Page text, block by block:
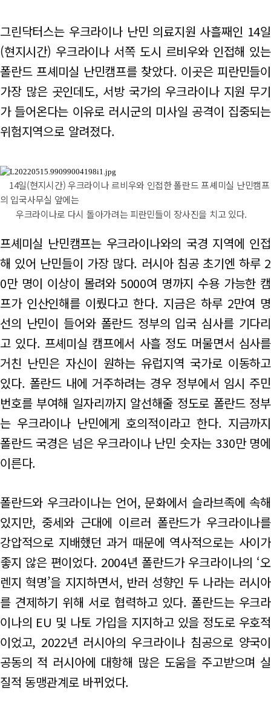
그린닥터스는 우크라이나 난민 의료지원 사흘째인 14일
(현지시간) 우크라이나 서쪽 도시 르비우와 인접해 있는
폴란드 프셰미실 난민캠프를 찾았다. 이곳은 피란민들이
가장 많은 곳인데도, 서방 국가의 우크라이나 지원 무기
가 들어온다는 이유로 러시군의 미사일 공격이 집중되는
위험지역으로 알려졌다.
14일(현지시간) 우크라이나 르비우와 인접한 폴란드 프셰미실 난민캠프
의 입국사무실 앞에는
우크라이나로 다시 돌아가려는 피란민들이 장사진을 치고 있다.
프셰미실 난민캠프는 우크라이나와의 국경 지역에 인접
해 있어 난민들이 가장 많다. 러시아 침공 초기엔 하루 2
0만 명이 이상이 몰려와 5000여 명까지 수용 가능한 캠
프가 인산인해를 이뤘다고 한다. 지금은 하루 2만여 명
선의 난민이 들어와 폴란드 정부의 입국 심사를 기다리
고 있다. 프셰미실 캠프에서 사흘 정도 머물면서 심사를
거친 난민은 자신이 원하는 유럽지역 국가로 이동하고
있다. 폴란드 내에 거주하려는 경우 정부에서 임시 주민
번호를 부여해 일자리까지 알선해줄 정도로 폴란드 정부
는 우크라이나 난민에게 호의적이라고 한다. 지금까지
폴란드 국경은 넘은 우크라이나 난민 숫자는 330만 명에
이른다.
폴란드와 우크라이나는 언어, 문화에서 슬라브족에 속해
있지만, 중세와 근대에 이르러 폴란드가 우크라이나를
강압적으로 지배했던 과거 때문에 역사적으로는 사이가
좋지 않은 편이었다. 2004년 폴란드가 우크라이나의 ‘오
렌지 혁명’을 지지하면서, 반러 성향인 두 나라는 러시아
를 견제하기 위해 서로 협력하고 있다. 폴란드는 우크라
이나의 EU 및 나토 가입을 지지하고 있을 정도로 우호적
이었고, 2022년 러시아의 우크라이나 침공으로 양국이
공동의 적 러시아에 대항해 많은 도움을 주고받으며 실
질적 동맹관계로 바뀌었다.